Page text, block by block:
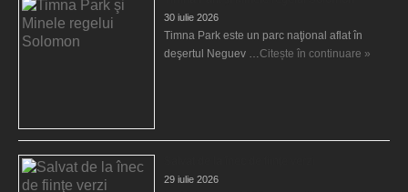
30 iulie 2026
Timna Park este un parc naţional aflat în
deşertul Neguev …Citește în continuare »
29 iulie 2026